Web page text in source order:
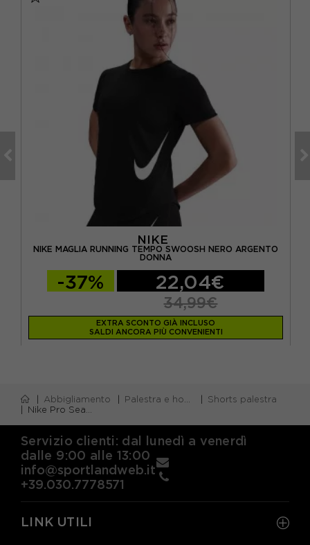
NIKE
NIKE MAGLIA RUNNING TEMPO SWOOSH NERO ARGENTO
DONNA
-37% 22,04€
34,99€
EXTRA SCONTO GIÀ INCLUSO
SALDI ANCORA PIÙ CONVENIENTI
Abbigliamento Palestra e home gym
Shorts palestra
Nike Pro Seamless Shorts Sportivi Nero Donna
Servizio clienti: dal lunedì a venerdì
dalle 9:00 alle 13:00
info@sportlandweb.it
+39.030.7778571
LINK UTILI